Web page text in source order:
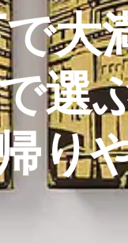
大
選
り